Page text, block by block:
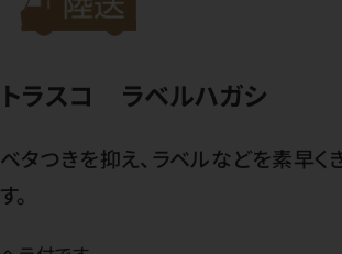
トラスコ ラベルハガシ
ベタつきを抑え、ラベルなどを素早く
す。